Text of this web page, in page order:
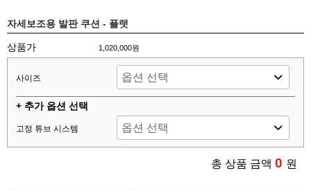
자세보조용 발판 쿠션 - 플랫
상품가 1,020,000원
사이즈
+ 추가 옵션 선택
고정 튜브 시스템
총 상품 금액 0 원